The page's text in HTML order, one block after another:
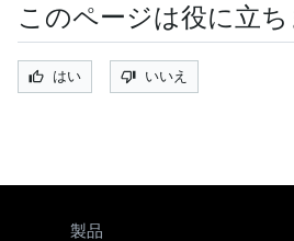
このページは役に立ち
はい いいえ
製品